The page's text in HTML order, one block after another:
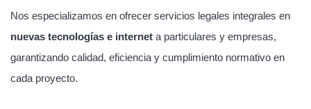
Nos especializamos en ofrecer servicios legales integrales en
nuevas tecnologías e internet a particulares y empresas,
garantizando calidad, eficiencia y cumplimiento normativo en
cada proyecto.